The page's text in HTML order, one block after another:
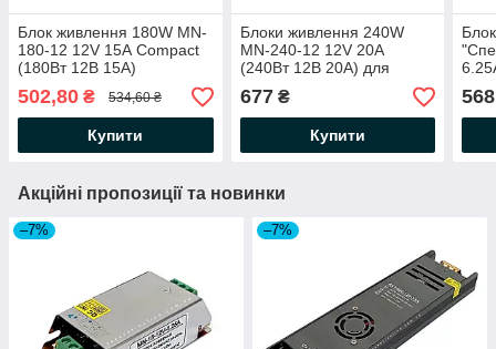
Блок живлення 180W MN-
180-12 12V 15А Compact
(180Вт 12В 15А)
світлодіодної LED стрічки,
модулів, лінійок
502,80 ₴ 534,60 ₴
Купити
Блоки живлення 240W
MN-240-12 12V 20А
(240Вт 12В 20А) для
оптом
677₴
Купити
Акційні пропозиції та новинки
–7% –7%